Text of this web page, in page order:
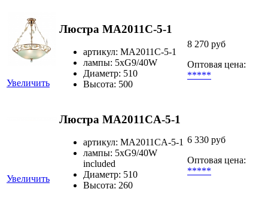
Увеличить
Люстра MA2011C-5-1
артикул: MA2011C-5-1
лампы: 5xG9/40W
Диаметр: 510
Высота: 500
8 270 руб
Оптовая цена:
*****
Увеличить
Люстра MA2011CA-5-1
артикул: MA2011CA-5-1
лампы: 5xG9/40W
included
Диаметр: 510
Высота: 260
6 330 руб
Оптовая цена:
*****